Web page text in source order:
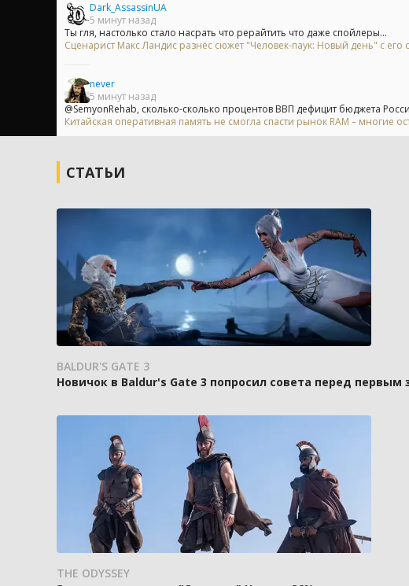
Dark_AssassinUA
5 минут назад
Ты гля, настолько стало насрать что рерайтить что даже спойлеры...
Сценарист Макс Ландис разнёс сюжет "Человек-паук: Новый день" с
never
5 минут назад
@SemyonRehab, сколько-сколько процентов ВВП дефицит бюджета
Китайская оперативная память не смогла спасти рынок RAM – многие
СТАТЬИ
BALDUR'S GATE 3
Новичок в Baldur's Gate 3 попросил совета перед первым
THE ODYSSEY